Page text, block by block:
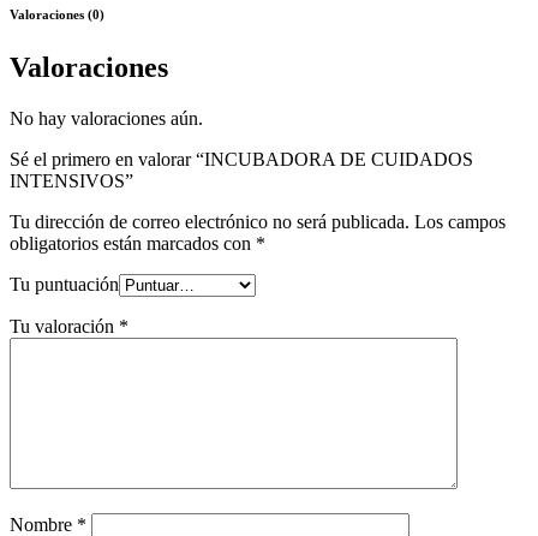
Valoraciones (0)
Valoraciones
No hay valoraciones aún.
Sé el primero en valorar “INCUBADORA DE CUIDADOS
INTENSIVOS”
Tu dirección de correo electrónico no será publicada. Los campos
obligatorios están marcados con *
Tu puntuación
Tu valoración *
Nombre *